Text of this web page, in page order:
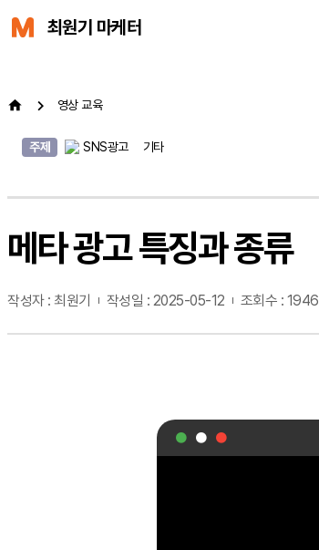
최원기 마케터
영상 교육
주제 SNS광고 기타
메타 광고 특징과 종류
작성자 : 최원기 작성일 : 2025-05-12 조회수 : 1946